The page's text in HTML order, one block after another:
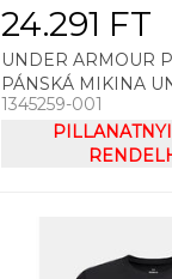
24.291 FT
UNDER ARMOUR
PÁNSKÁ MIKINA
MK1 WARMUP FZ
1345259-001